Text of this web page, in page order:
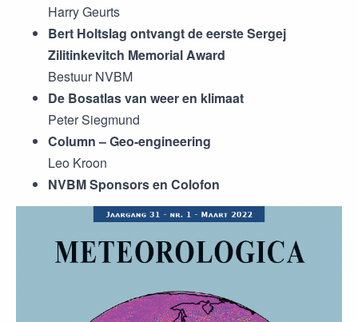
Harry Geurts
Bert Holtslag ontvangt de eerste Sergej
Zilitinkevitch Memorial Award
Bestuur NVBM
De Bosatlas van weer en klimaat
Peter Siegmund
Column – Geo-engineering
Leo Kroon
NVBM Sponsors en Colofon